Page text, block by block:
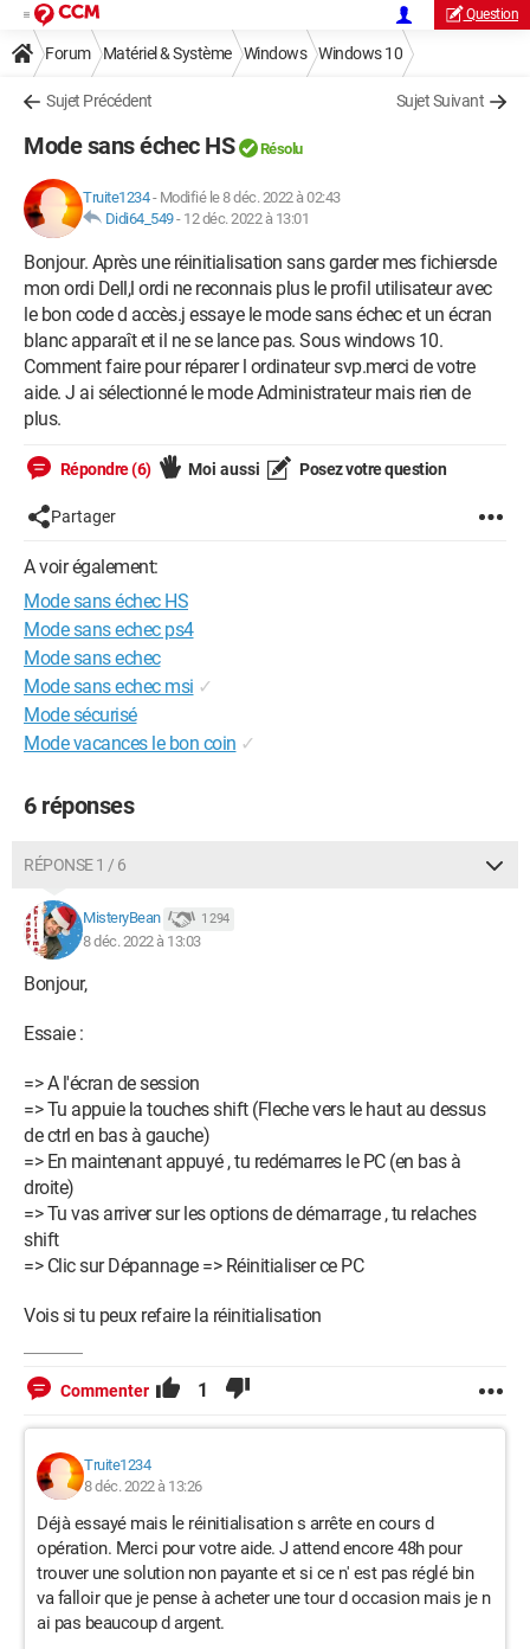
Question
Forum Matériel & Système Windows Windows 10
Sujet Précédent Sujet Suivant
Mode sans échec HS Résolu
Truite1234- Modifié le 8 déc. 2022 à 02:43
Didi64_549- 12 déc. 2022 à 13:01
Bonjour. Après une réinitialisation sans garder mes fichiersde
mon ordi Dell,l ordi ne reconnais plus le profil utilisateur avec
le bon code d accès.j essaye le mode sans échec et un écran
blanc apparaît et il ne se lance pas. Sous windows 10.
Comment faire pour réparer l ordinateur svp.merci de votre
aide. J ai sélectionné le mode Administrateur mais rien de
plus.
Répondre (6) Moi aussi Posez votre question
Partager
A voir également:
Mode sans échec HS
Mode sans echec ps4
Mode sans echec
Mode sans echec msi ✓
Mode sécurisé
Mode vacances le bon coin ✓
6 réponses
RÉPONSE 1 / 6
MisteryBean 1 294
8 déc. 2022 à 13:03
Bonjour,
Essaie :
=> A l'écran de session
=> Tu appuie la touches shift (Fleche vers le haut au dessus
de ctrl en bas à gauche)
=> En maintenant appuyé , tu redémarres le PC (en bas à
droite)
=> Tu vas arriver sur les options de démarrage , tu relaches
shift
=> Clic sur Dépannage => Réinitialiser ce PC
Vois si tu peux refaire la réinitialisation
Commenter 1
Truite1234
8 déc. 2022 à 13:26
Déjà essayé mais le réinitialisation s arrête en cours d
opération. Merci pour votre aide. J attend encore 48h pour
trouver une solution non payante et si ce n' est pas réglé bin
va falloir que je pense à acheter une tour d occasion mais je n
ai pas beaucoup d argent.